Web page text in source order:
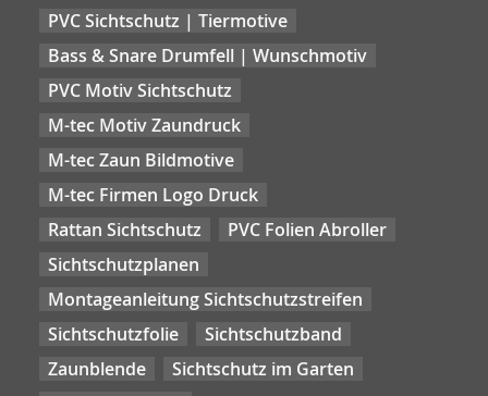
PVC Sichtschutz | Tiermotive
Bass & Snare Drumfell | Wunschmotiv
PVC Motiv Sichtschutz
M-tec Motiv Zaundruck
M-tec Zaun Bildmotive
M-tec Firmen Logo Druck
Rattan Sichtschutz
PVC Folien Abroller
Sichtschutzplanen
Montageanleitung Sichtschutzstreifen
Sichtschutzfolie
Sichtschutzband
Zaunblende
Sichtschutz im Garten